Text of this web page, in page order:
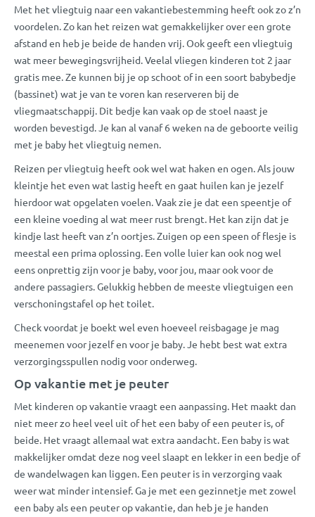
Met het vliegtuig naar een vakantiebestemming heeft ook zo z’n
voordelen. Zo kan het reizen wat gemakkelijker over een grote
afstand en heb je beide de handen vrij. Ook geeft een vliegtuig
wat meer bewegingsvrijheid. Veelal vliegen kinderen tot 2 jaar
gratis mee. Ze kunnen bij je op schoot of in een soort babybedje
(bassinet) wat je van te voren kan reserveren bij de
vliegmaatschappij. Dit bedje kan vaak op de stoel naast je
worden bevestigd. Je kan al vanaf 6 weken na de geboorte veilig
met je baby het vliegtuig nemen.
Reizen per vliegtuig heeft ook wel wat haken en ogen. Als jouw
kleintje het even wat lastig heeft en gaat huilen kan je jezelf
hierdoor wat opgelaten voelen. Vaak zie je dat een speentje of
een kleine voeding al wat meer rust brengt. Het kan zijn dat je
kindje last heeft van z’n oortjes. Zuigen op een speen of flesje is
meestal een prima oplossing. Een volle luier kan ook nog wel
eens onprettig zijn voor je baby, voor jou, maar ook voor de
andere passagiers. Gelukkig hebben de meeste vliegtuigen een
verschoningstafel op het toilet.
Check voordat je boekt wel even hoeveel reisbagage je mag
meenemen voor jezelf en voor je baby. Je hebt best wat extra
verzorgingsspullen nodig voor onderweg.
Op vakantie met je peuter
Met kinderen op vakantie vraagt een aanpassing. Het maakt dan
niet meer zo heel veel uit of het een baby of een peuter is, of
beide. Het vraagt allemaal wat extra aandacht. Een baby is wat
makkelijker omdat deze nog veel slaapt en lekker in een bedje of
de wandelwagen kan liggen. Een peuter is in verzorging vaak
weer wat minder intensief. Ga je met een gezinnetje met zowel
een baby als een peuter op vakantie, dan heb je je handen